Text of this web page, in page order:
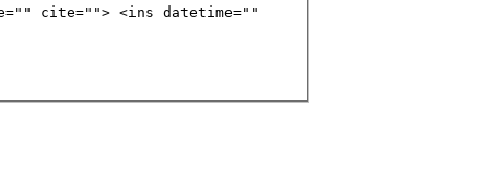
cite=""> <ins datetime=""